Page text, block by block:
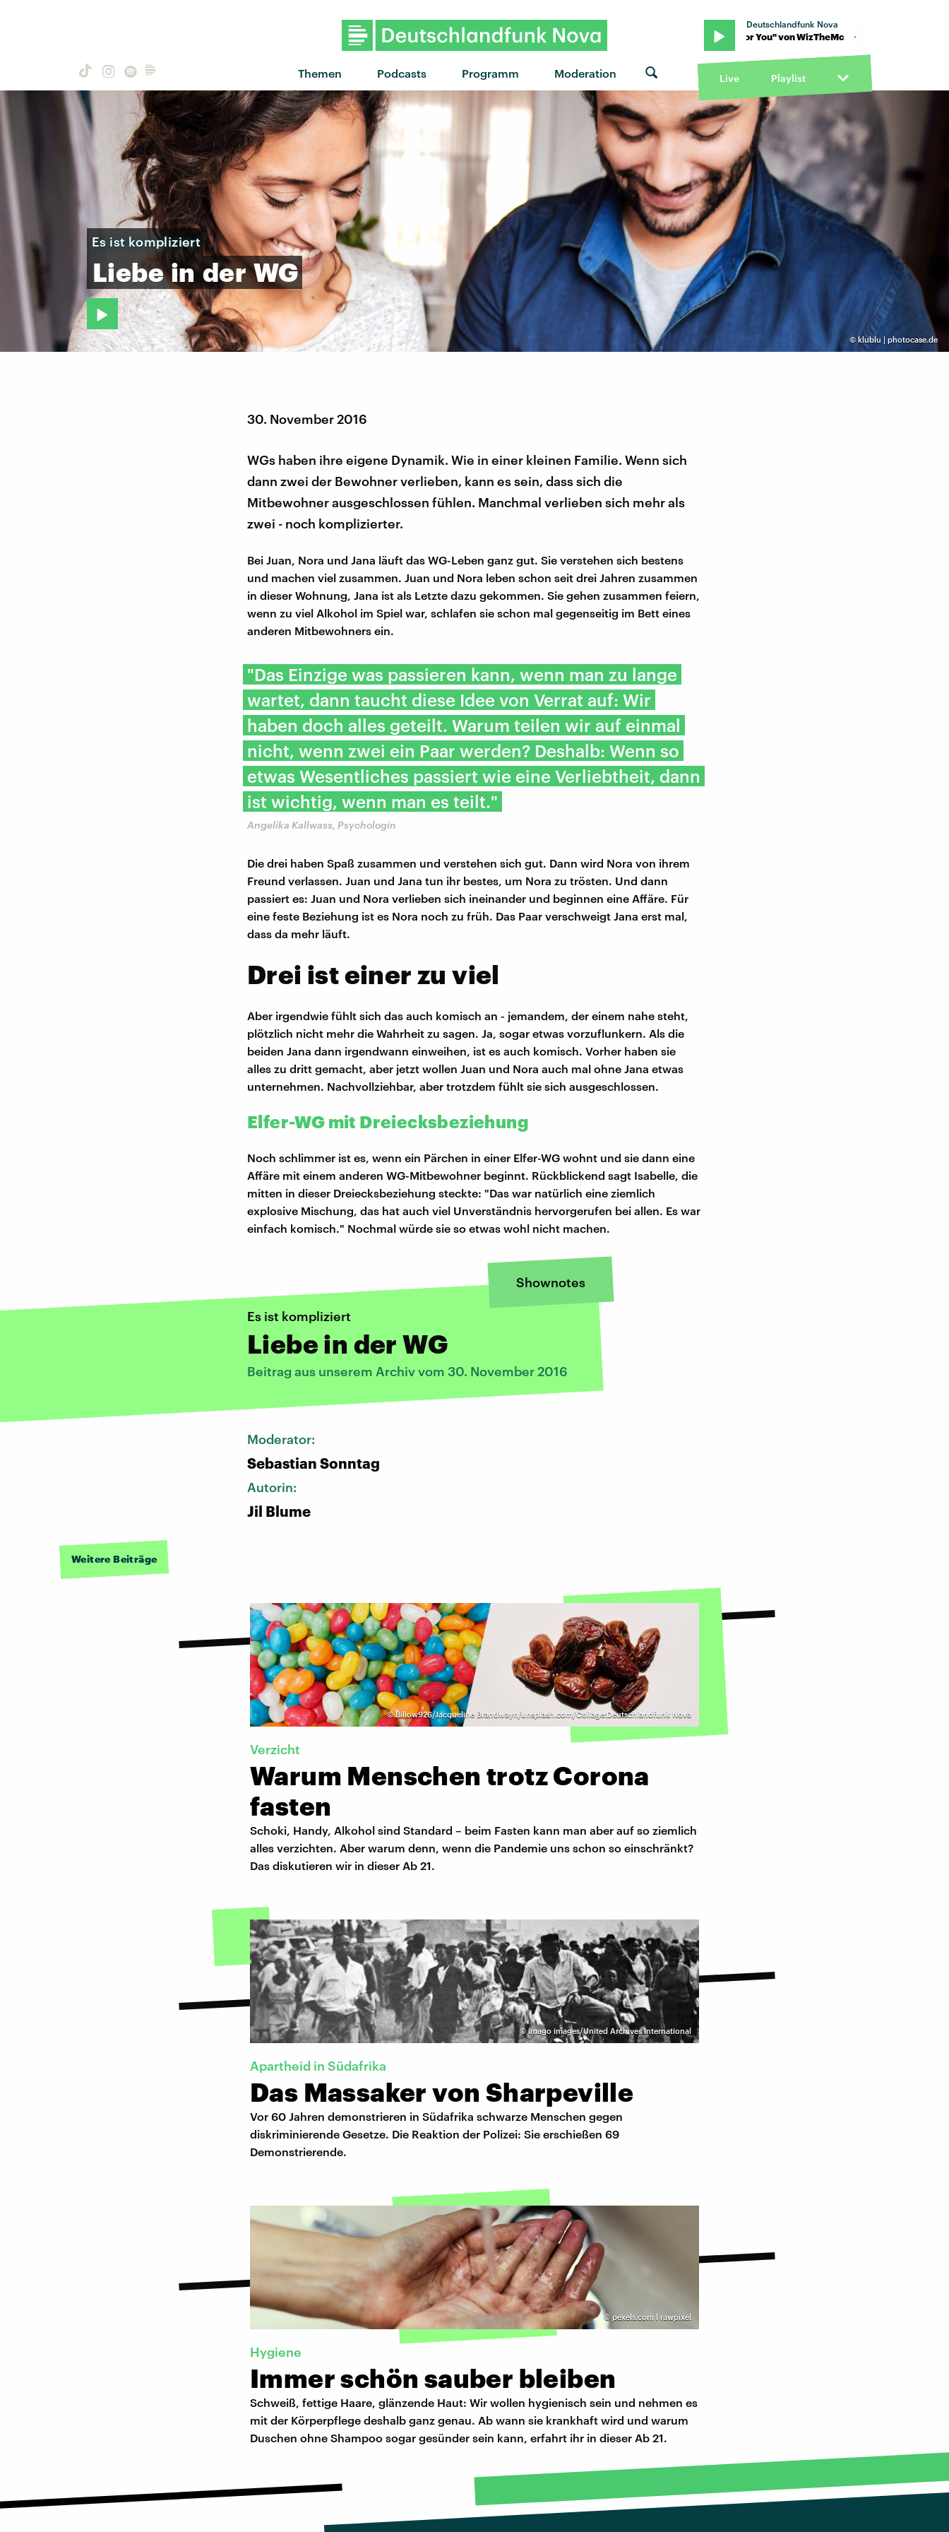
Themen Podcasts Programm Moderation
Deutschlandfunk Nova
"Wait For You" von WizTheMc · "Wait For You" von WizTheMc · "Wait For You" von WizTheMc
Live Playlist
© klublu | photocase.de
Es ist kompliziert
Liebe in der WG
30. November 2016
WGs haben ihre eigene Dynamik. Wie in einer kleinen Familie. Wenn sich
dann zwei der Bewohner verlieben, kann es sein, dass sich die
Mitbewohner ausgeschlossen fühlen. Manchmal verlieben sich mehr als
zwei - noch komplizierter.
Bei Juan, Nora und Jana läuft das WG-Leben ganz gut. Sie verstehen sich bestens
und machen viel zusammen. Juan und Nora leben schon seit drei Jahren zusammen
in dieser Wohnung, Jana ist als Letzte dazu gekommen. Sie gehen zusammen feiern,
wenn zu viel Alkohol im Spiel war, schlafen sie schon mal gegenseitig im Bett eines
anderen Mitbewohners ein.
"Das Einzige was passieren kann, wenn man zu lange
wartet, dann taucht diese Idee von Verrat auf: Wir
haben doch alles geteilt. Warum teilen wir auf einmal
nicht, wenn zwei ein Paar werden? Deshalb: Wenn so
etwas Wesentliches passiert wie eine Verliebtheit, dann
ist wichtig, wenn man es teilt."
Angelika Kallwass, Psychologin
Die drei haben Spaß zusammen und verstehen sich gut. Dann wird Nora von ihrem
Freund verlassen. Juan und Jana tun ihr bestes, um Nora zu trösten. Und dann
passiert es: Juan und Nora verlieben sich ineinander und beginnen eine Affäre. Für
eine feste Beziehung ist es Nora noch zu früh. Das Paar verschweigt Jana erst mal,
dass da mehr läuft.
Drei ist einer zu viel
Aber irgendwie fühlt sich das auch komisch an - jemandem, der einem nahe steht,
plötzlich nicht mehr die Wahrheit zu sagen. Ja, sogar etwas vorzuflunkern. Als die
beiden Jana dann irgendwann einweihen, ist es auch komisch. Vorher haben sie
alles zu dritt gemacht, aber jetzt wollen Juan und Nora auch mal ohne Jana etwas
unternehmen. Nachvollziehbar, aber trotzdem fühlt sie sich ausgeschlossen.
Elfer-WG mit Dreiecksbeziehung
Noch schlimmer ist es, wenn ein Pärchen in einer Elfer-WG wohnt und sie dann eine
Affäre mit einem anderen WG-Mitbewohner beginnt. Rückblickend sagt Isabelle, die
mitten in dieser Dreiecksbeziehung steckte: "Das war natürlich eine ziemlich
explosive Mischung, das hat auch viel Unverständnis hervorgerufen bei allen. Es war
einfach komisch." Nochmal würde sie so etwas wohl nicht machen.
Shownotes
Es ist kompliziert
Liebe in der WG
Beitrag aus unserem Archiv vom 30. November 2016
Moderator:
Sebastian Sonntag
Autorin:
Jil Blume
Weitere Beiträge
©Billow926/Jacqueline Brandwayn/unsplash.com/Collage:Deutschlandfunk Nova
Verzicht
Warum Menschen trotz Corona
fasten
Schoki, Handy, Alkohol sind Standard – beim Fasten kann man aber auf so ziemlich
alles verzichten. Aber warum denn, wenn die Pandemie uns schon so einschränkt?
Das diskutieren wir in dieser Ab 21.
©imago images/United Archives International
Apartheid in Südafrika
Das Massaker von Sharpeville
Vor 60 Jahren demonstrieren in Südafrika schwarze Menschen gegen
diskriminierende Gesetze. Die Reaktion der Polizei: Sie erschießen 69
Demonstrierende.
© pexels.com l rawpixel
Hygiene
Immer schön sauber bleiben
Schweiß, fettige Haare, glänzende Haut: Wir wollen hygienisch sein und nehmen es
mit der Körperpflege deshalb ganz genau. Ab wann sie krankhaft wird und warum
Duschen ohne Shampoo sogar gesünder sein kann, erfahrt ihr in dieser Ab 21.